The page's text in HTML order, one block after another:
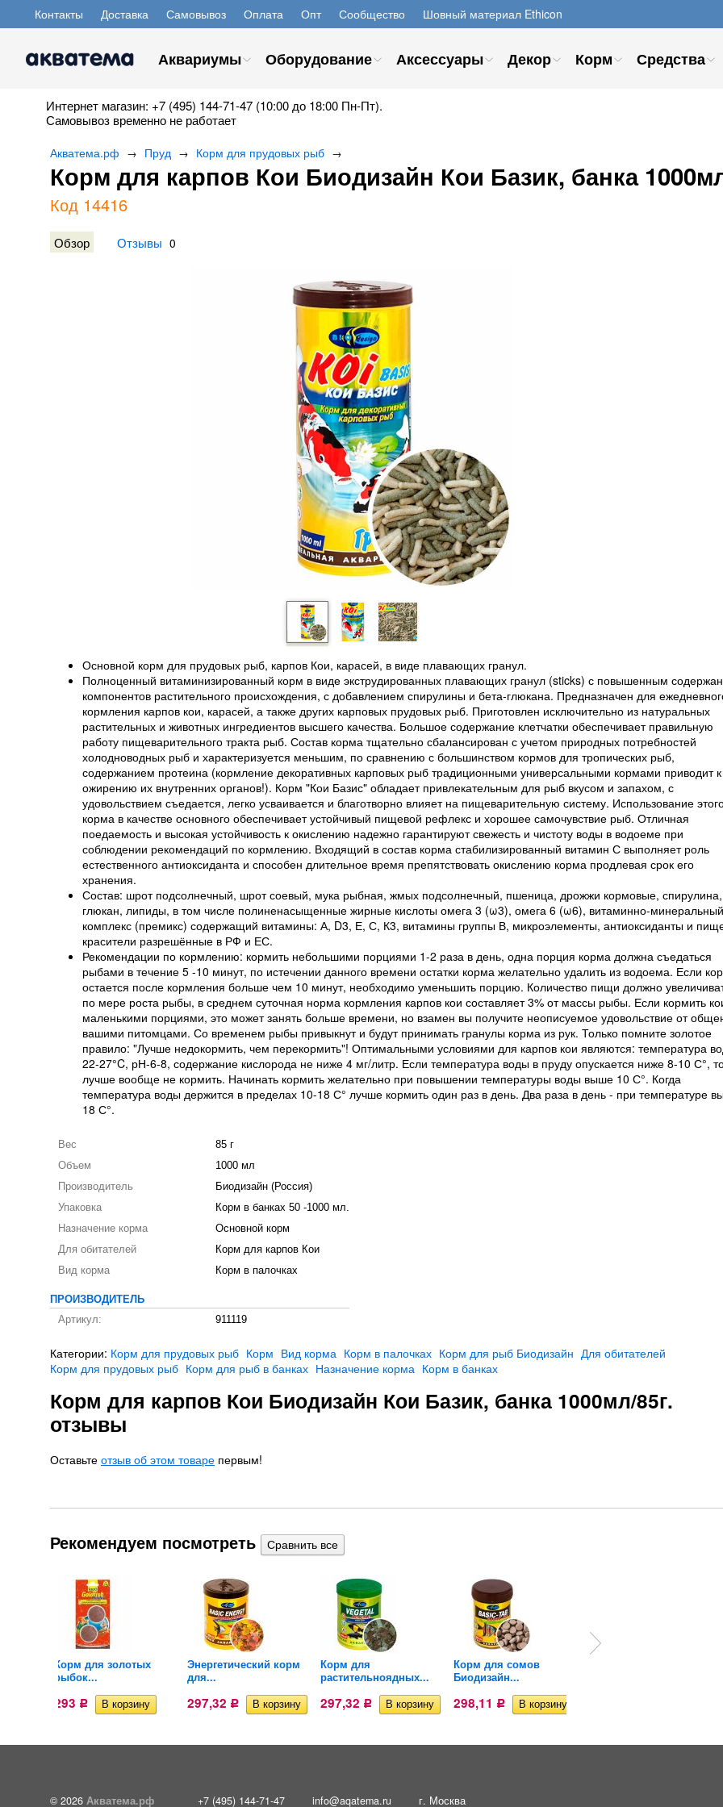
Контакты Доставка Самовывоз Оплата Опт Сообщество Шовный материал Ethicon
Аквариумы Оборудование Аксессуары Декор Корм Средства
Интернет магазин: +7 (495) 144-71-47 (10:00 до 18:00 Пн-Пт).
Самовывоз временно не работает
Акватема.рф → Пруд → Корм для прудовых рыб →
Корм для карпов Кои Биодизайн Кои Базик, банка
Код 14416
Обзор Отзывы 0
Основной корм для прудовых рыб, карпов Кои, карасей, в виде плавающих гранул.
Полноценный витаминизированный корм в виде экструдированных плавающих гранул (sticks) с повышенным
компонентов растительного происхождения, с добавлением спирулины и бета-глюкана. Предназначен для
кормления карпов кои, карасей, а также других карповых прудовых рыб. Приготовлен исключительно из натуральных
растительных и животных ингредиентов высшего качества. Большое содержание клетчатки обеспечивает правильную
работу пищеварительного тракта рыб. Состав корма тщательно сбалансирован с учетом природных потребностей
холодноводных рыб и характеризуется меньшим, по сравнению с большинством кормов для тропических рыб,
содержанием протеина (кормление декоративных карповых рыб традиционными универсальными кормами приводит к
ожирению их внутренних органов!). Корм "Кои Базис" обладает привлекательным для рыб вкусом и запахом, с
удовольствием съедается, легко усваивается и благотворно влияет на пищеварительную систему. Использование
корма в качестве основного обеспечивает устойчивый пищевой рефлекс и хорошее самочувствие рыб. Отличная
поедаемость и высокая устойчивость к окислению надежно гарантируют свежесть и чистоту воды в водоеме при
соблюдении рекомендаций по кормлению. Входящий в состав корма стабилизированный витамин С выполняет роль
естественного антиоксиданта и способен длительное время препятствовать окислению корма продлевая срок его
хранения.
Состав: шрот подсолнечный, шрот соевый, мука рыбная, жмых подсолнечный, пшеница, дрожжи кормовые,
глюкан, липиды, в том числе полиненасыщенные жирные кислоты омега 3 (ω3), омега 6 (ω6), витаминно-минеральный
комплекс (премикс) содержащий витамины: А, D3, Е, С, К3, витамины группы В, микроэлементы, антиоксиданты и
красители разрешённые в РФ и ЕС.
Рекомендации по кормлению: кормить небольшими порциями 1-2 раза в день, одна порция корма должна съедаться
рыбами в течение 5 -10 минут, по истечении данного времени остатки корма желательно удалить из водоема. Если
остается после кормления больше чем 10 минут, необходимо уменьшить порцию. Количество пищи должно
по мере роста рыбы, в среднем суточная норма кормления карпов кои составляет 3% от массы рыбы. Если кормить
маленькими порциями, это может занять больше времени, но взамен вы получите неописуемое удовольствие от
вашими питомцами. Со временем рыбы привыкнут и будут принимать гранулы корма из рук. Только помните золотое
правило: "Лучше недокормить, чем перекормить"! Оптимальными условиями для карпов кои являются: температура
22-27°C, рН-6-8, содержание кислорода не ниже 4 мг/литр. Если температура воды в пруду опускается ниже 8-10 С°,
лучше вообще не кормить. Начинать кормить желательно при повышении температуры воды выше 10 С°. Когда
температура воды держится в пределах 10-18 С° лучше кормить один раз в день. Два раза в день - при температуре
18 С°.
Вес
85 г
Объем
1000 мл
Производитель
Биодизайн (Россия)
Упаковка
Корм в банках 50 -1000 мл.
Назначение корма
Основной корм
Для обитателей
Корм для карпов Кои
Вид корма
Корм в палочках
ПРОИЗВОДИТЕЛЬ
Артикул:
911119
Категории: Корм для прудовых рыб Корм Вид корма Корм в палочках Корм для рыб Биодизайн Для обитателей
Корм для прудовых рыб Корм для рыб в банках Назначение корма Корм в банках
Корм для карпов Кои Биодизайн Кои Базик, банка 1000мл/85г.
отзывы
Оставьте отзыв об этом товаре первым!
Рекомендуем посмотреть
Корм для золотых
рыбок...
293 Р
Энергетический корм
для...
297,32 Р
Корм для
растительноядных...
297,32 Р
Корм для сомов
Биодизайн...
298,11 Р
© 2026 Акватема.рф +7 (495) 144-71-47 info@aqatema.ru г. Москва